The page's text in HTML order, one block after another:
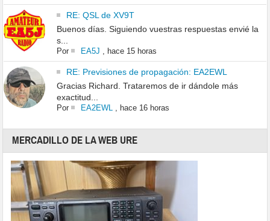
RE: QSL de XV9T
Buenos días. Siguiendo vuestras respuestas envié la
s...
Por EA5J , hace 15 horas
RE: Previsiones de propagación: EA2EWL
Gracias Richard. Trataremos de ir dándole más
exactitud...
Por EA2EWL, hace 16 horas
MERCADILLO DE LA WEB URE